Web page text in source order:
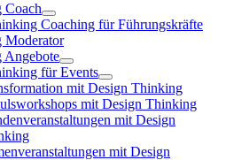
Coach
Coaching für Führungskräfte
Moderator
Angebote
für Events
mit Design Thinking
mit Design Thinking
mit Design
mit Design